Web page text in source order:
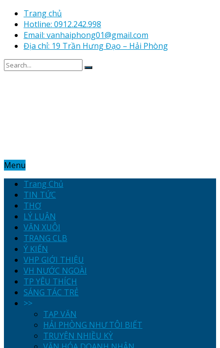
Trang chủ
Hotline: 0912.242.998
Email: vanhaiphong01@gmail.com
Địa chỉ: 19 Trần Hưng Đạo – Hải Phòng
Menu
Trang Chủ
TIN TỨC
THƠ
LÝ LUẬN
VĂN XUÔI
TRANG CLB
Ý KIẾN
VHP GIỚI THIỆU
VH NƯỚC NGOÀI
TP YÊU THÍCH
SÁNG TÁC TRẺ
>>
TẠP VĂN
HẢI PHÒNG NHƯ TÔI BIẾT
TRUYỆN NHIỀU KỲ